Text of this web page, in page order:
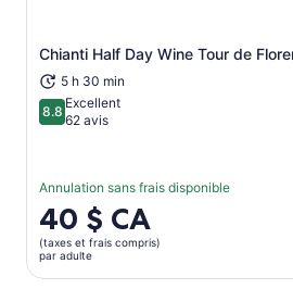
Chianti Half Day Wine Tour de
5 h 30 min
8.88.8 sur 10
Excellent
62 avis
Annulation sans frais disponible
Le
prix
est
de 40 $ CA.
40 $ CA
(taxes et frais compris)
par adulte
S’ouvre